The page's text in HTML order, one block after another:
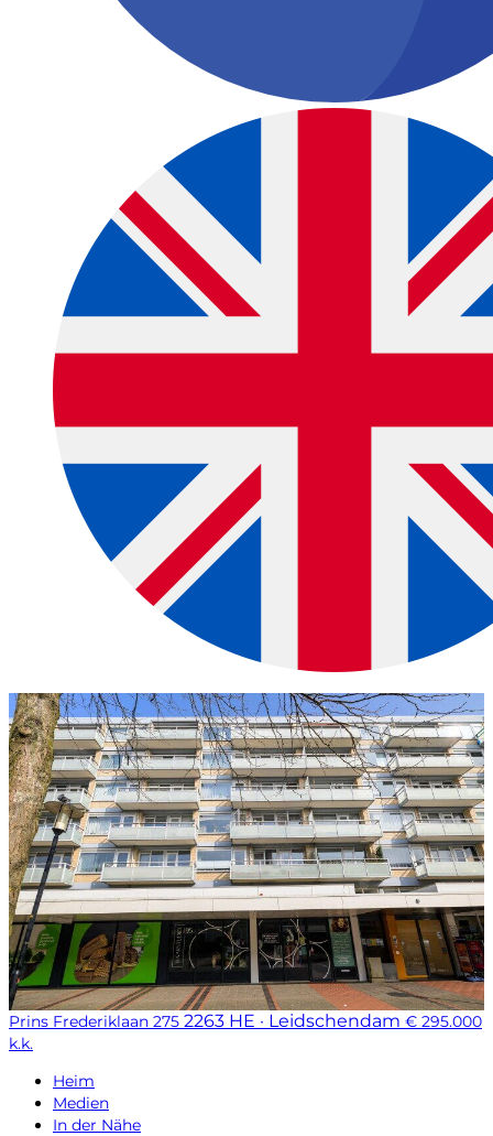
Prins Frederiklaan 275 2263 HE · Leidschendam € 295.000
k.k.
Heim
Medien
In der Nähe